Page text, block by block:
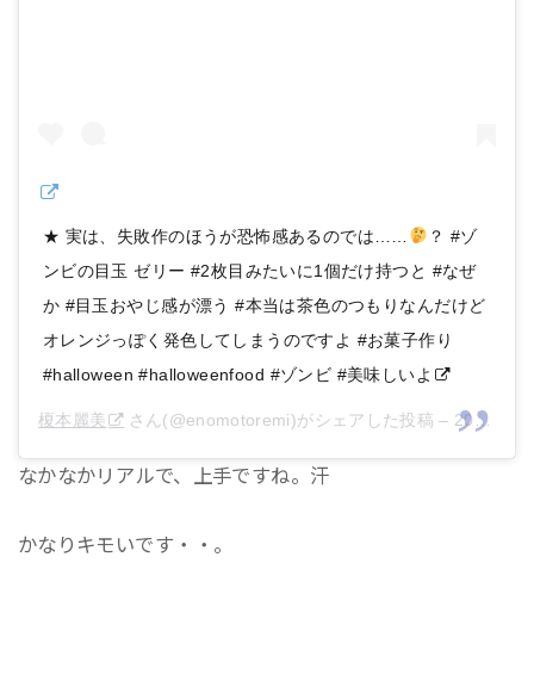
★ 実は、失敗作のほうが恐怖感あるのでは……
？ #ゾ
ンビの目玉 ゼリー #2枚目みたいに1個だけ持つと #なぜ
か #目玉おやじ感が漂う #本当は茶色のつもりなんだけど
オレンジっぽく発色してしまうのですよ #お菓子作り
#halloween #halloweenfood #ゾンビ #美味しいよ
榎本麗美 さん(@enomotoremi)がシェアした投稿 – 2019年 3月月19日午前2時49分PDT
なかなかリアルで、上手ですね。汗
かなりキモいです・・。